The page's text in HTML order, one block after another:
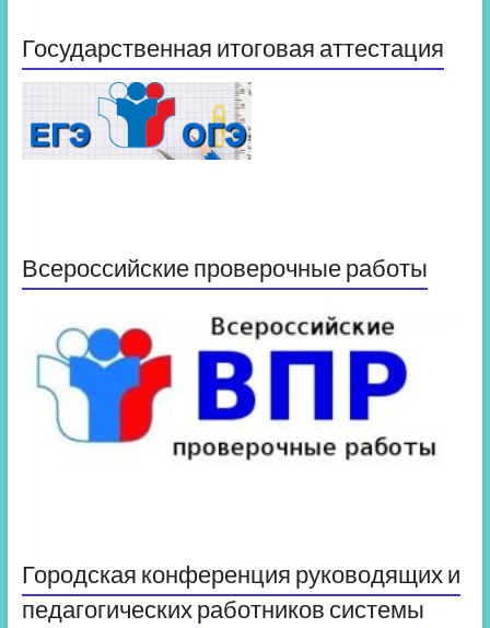
Государственная итоговая аттестация
Всероссийские проверочные работы
Городская конференция руководящих и
педагогических работников системы